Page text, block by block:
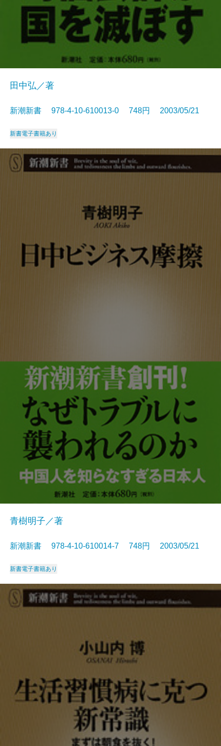
田中弘／著
新潮新書 978-4-10-610013-0 748円 2003/05/21
新書電子書籍あり
青樹明子／著
新潮新書 978-4-10-610014-7 748円 2003/05/21
新書電子書籍あり